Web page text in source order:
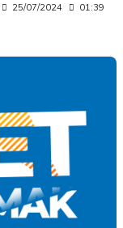
25/07/2024 01:39